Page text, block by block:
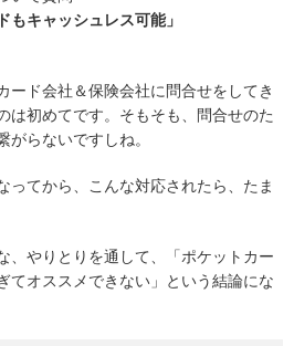
キャッシュレス可能」
ード会社＆保険会社に問合せをしてき
は初めてです。そもそも、問合せのた
がらないですしね。
ってから、こんな対応されたら、たま
、やりとりを通して、「ポケットカー
てオススメできない」という結論にな